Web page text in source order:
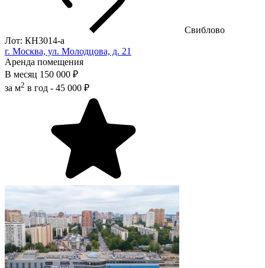
Свиблово
Лот: КН3014-a
г. Москва, ул. Молодцова, д. 21
Аренда помещения
В месяц 150 000 ₽
за м2 в год - 45 000 ₽